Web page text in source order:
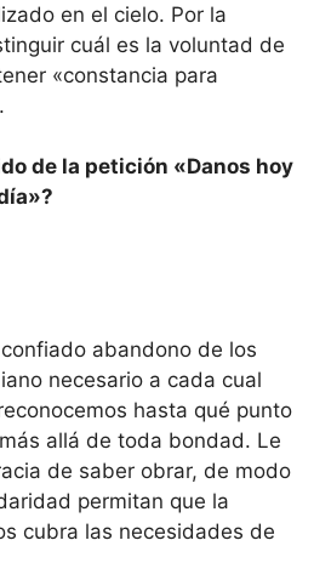
en el cielo. Por la
cuál es la voluntad de
«constancia para
de la petición «Danos hoy
abandono de los
necesario a cada cual
hasta qué punto
allá de toda bondad. Le
de saber obrar, de modo
permitan que la
cubra las necesidades de